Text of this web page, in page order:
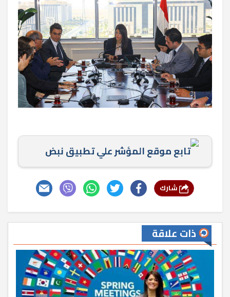
تابع موقع المؤشر علي تطبيق نبض
ذات علاقة